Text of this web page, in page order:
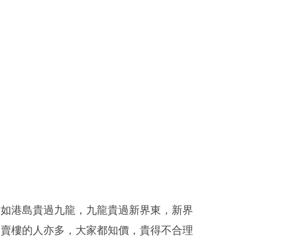
港島貴過九龍，九龍貴過新界東，新界
樓的人亦多，大家都知價，貴得不合理